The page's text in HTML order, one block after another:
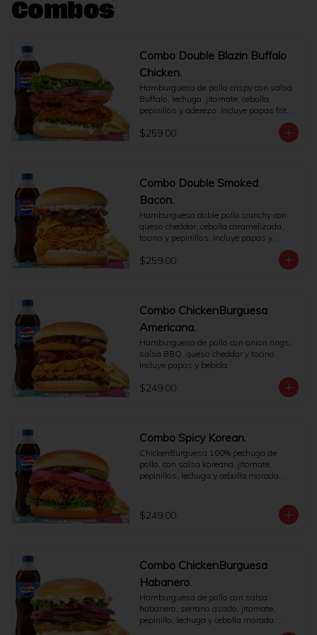
Combos
Combo Double Blazin Buffalo
Chicken.
Hamburguesa de pollo crispy con salsa
Buffalo, lechuga, jitomate, cebolla,
pepinillos y aderezo. Incluye papas fritas
$259.00
Combo Double Smoked
Bacon.
Hamburguesa doble pollo crunchy con
queso cheddar, cebolla caramelizada,
tocino y pepinillos. Incluye papas y
$259.00
Combo ChickenBurguesa
Americana.
Hamburguesa de pollo con onion rings,
salsa BBQ, queso cheddar y tocino.
Incluye papas y bebida.
$249.00
Combo Spicy Korean.
ChickenBurguesa 100% pechuga de
pollo, con salsa koreana, jitomate,
pepinillos, lechuga y cebolla morada.
$249.00
Combo ChickenBurguesa
Habanero.
Hamburguesa de pollo con salsa
habanero, serrano asado, jitomate,
pepinillo, lechuga y cebolla morada.